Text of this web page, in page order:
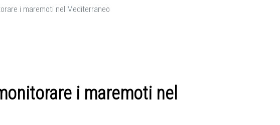
i maremoti nel Mediterraneo
i maremoti nel